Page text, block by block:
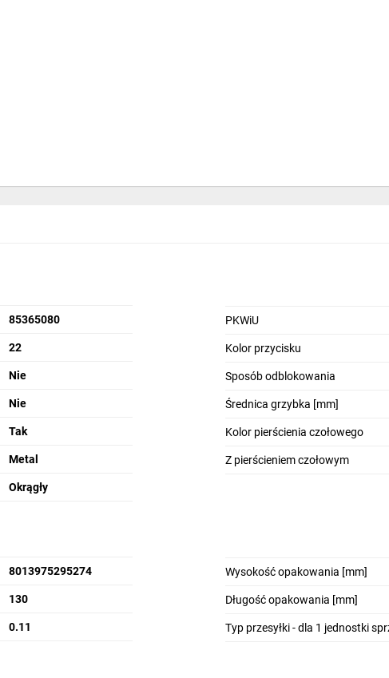
pomocy 2 śrub będących w komplecie (Tmax = 0,8Nm).
przez niewielki obrót.
z możliwością blokady kłódką, osłony gumowe oraz oprawy
i zestyków NC na adapterze) i funkcjonowania zestyku NC
odłączeniem zestyków od adaptera, spowodowanym silnymi
85365080
22
Nie
Nie
Tak
Metal
Okrągły
PKWiU
Kolor przycisku
Sposób odblokowania
Średnica grzybka [mm]
Kolor pierścienia czołowego
Z pierścieniem czołowym
8013975295274
130
0.11
Wysokość opakowania [mm]
Długość opakowania [mm]
Typ przesyłki - dla 1 jednostki